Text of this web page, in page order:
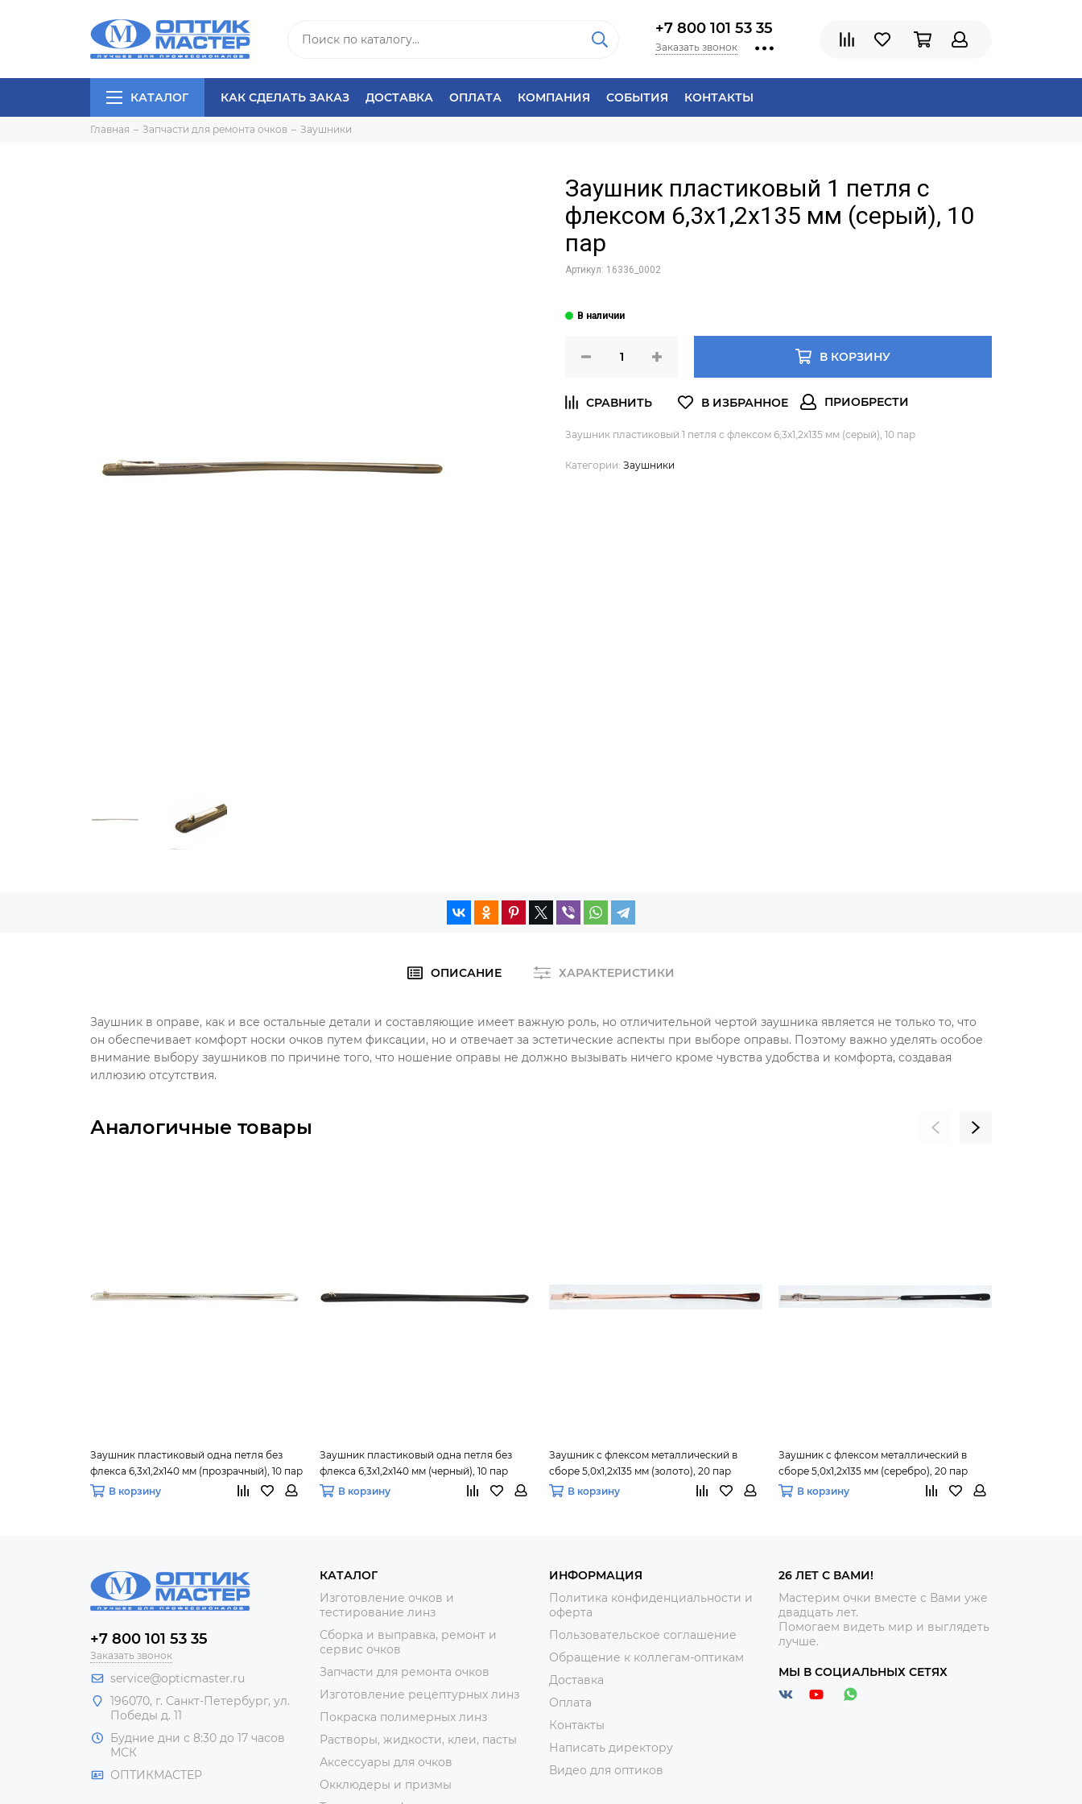
+7 800 101 53 35
Заказать звонок
КАТАЛОГ КАК СДЕЛАТЬ ЗАКАЗ ДОСТАВКА ОПЛАТА КОМПАНИЯ СОБЫТИЯ КОНТАКТЫ
Главная Запчасти для ремонта очков Заушники
Заушник пластиковый 1 петля с
флексом 6,3х1,2х135 мм (серый), 10
пар
Артикул: 16336_0002
В КОРЗИНУ
Заушник пластиковый 1 петля с флексом 6,3х1,2х135 мм (серый), 10 пар
Категории: Заушники
ОПИСАНИЕ ХАРАКТЕРИСТИКИ
Заушник в оправе, как и все остальные детали и составляющие имеет важную роль, но отличительной чертой заушника является не только то, что
он обеспечивает комфорт носки очков путем фиксации, но и отвечает за эстетические аспекты при выборе оправы. Поэтому важно уделять особое
внимание выбору заушников по причине того, что ношение оправы не должно вызывать ничего кроме чувства удобства и комфорта, создавая
иллюзию отсутствия.
Аналогичные товары
Заушник пластиковый одна петля без
флекса 6,3х1,2х140 мм (прозрачный), 10 пар
В корзину
Заушник пластиковый одна петля без
флекса 6,3х1,2х140 мм (черный), 10 пар
В корзину
Заушник с флексом металлический в
сборе 5,0х1,2х135 мм (золото), 20 пар
В корзину
Заушник с флексом металлический в
сборе 5,0х1,2х135 мм (серебро), 20 пар
В корзину
+7 800 101 53 35
Заказать звонок
service@opticmaster.ru
196070, г. Санкт-Петербург, ул.
Победы д. 11
Будние дни с 8:30 до 17 часов
МСК
ОПТИКМАСТЕР
КАТАЛОГ
Изготовление очков и
тестирование линз
Сборка и выправка, ремонт и
сервис очков
Запчасти для ремонта очков
Изготовление рецептурных линз
Покраска полимерных линз
Растворы, жидкости, клеи, пасты
Аксессуары для очков
Окклюдеры и призмы
ИНФОРМАЦИЯ
Политика конфиденциальности и
оферта
Пользовательское соглашение
Обращение к коллегам-оптикам
Доставка
Оплата
Контакты
Написать директору
Видео для оптиков
26 ЛЕТ С ВАМИ!
Мастерим очки вместе с Вами уже
двадцать лет.
Помогаем видеть мир и выглядеть
лучше.
МЫ В СОЦИАЛЬНЫХ СЕТЯХ